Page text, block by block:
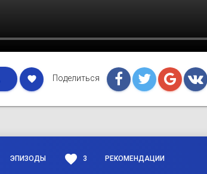
favorite Поделиться
ЭПИЗОДЫ favorite 3 РЕКОМЕНДАЦИИ